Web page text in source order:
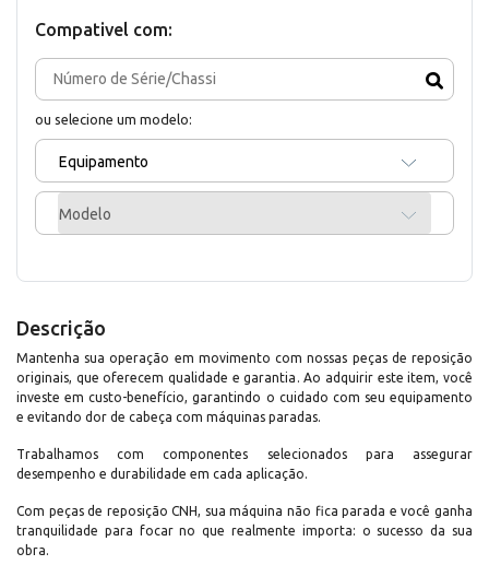
Compativel com:
ou selecione um modelo:
Equipamento
Modelo
Descrição
Mantenha sua operação em movimento com nossas peças de reposição
originais, que oferecem qualidade e garantia. Ao adquirir este item, você
investe em custo-benefício, garantindo o cuidado com seu equipamento
e evitando dor de cabeça com máquinas paradas.
Trabalhamos com componentes selecionados para assegurar
desempenho e durabilidade em cada aplicação.
Com peças de reposição CNH, sua máquina não fica parada e você ganha
tranquilidade para focar no que realmente importa: o sucesso da sua
obra.